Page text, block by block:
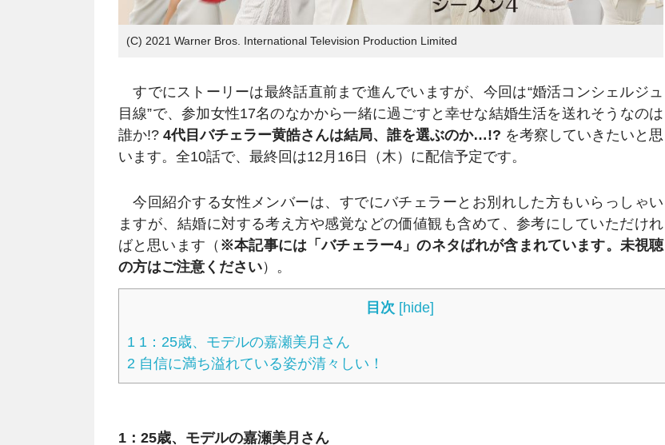
(C) 2021 Warner Bros. International Television Production Limited
すでにストーリーは最終話直前まで進んでいますが、今回は“婚活コンシェルジュ
目線”で、参加女性17名のなかから一緒に過ごすと幸せな結婚生活を送れそうなのは
誰か!? 4代目バチェラー黄皓さんは結局、誰を選ぶのか…!? を考察していきたいと思
います。全10話で、最終回は12月16日（木）に配信予定です。
今回紹介する女性メンバーは、すでにバチェラーとお別れした方もいらっしゃい
ますが、結婚に対する考え方や感覚などの価値観も含めて、参考にしていただけれ
ばと思います（ ※本記事には「バチェラー4」のネタばれが含まれています。未視聴
の方はご注意ください）。
目次 [hide]
1 1：25歳、モデルの嘉瀬美月さん
2 自信に満ち溢れている姿が清々しい！
1：25歳、モデルの嘉瀬美月さん